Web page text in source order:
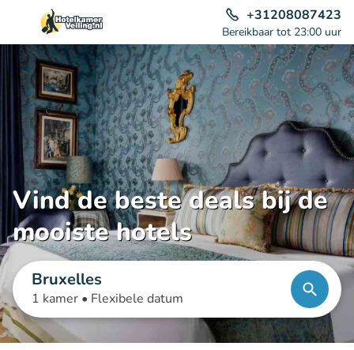
+31208087423
Bereikbaar tot 23:00 uur
Vind de beste deals bij de
mooiste hotels
Bruxelles
1 kamer • Flexibele datum